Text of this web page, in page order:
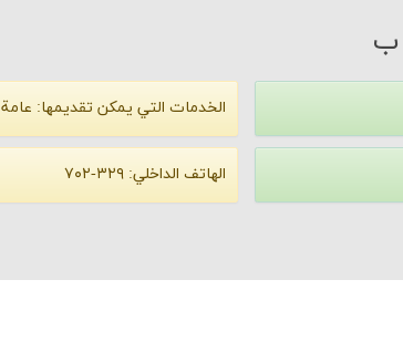
الخدمات التي يمكن تقديمها: عامة
الهاتف الداخلي: ۳۲۹-۷۰۲